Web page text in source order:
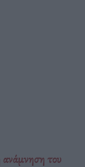
ανάμνηση του